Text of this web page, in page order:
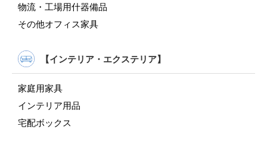
物流・工場用什器備品
その他オフィス家具
【インテリア・エクステリア】
家庭用家具
インテリア用品
宅配ボックス